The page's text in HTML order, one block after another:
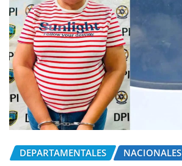
DEPARTAMENTALES NACIONALES